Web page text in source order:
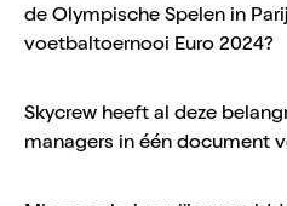
de Olympische Spelen in
voetbaltoernooi Euro 2024?
Skycrew heeft al deze
managers in één document